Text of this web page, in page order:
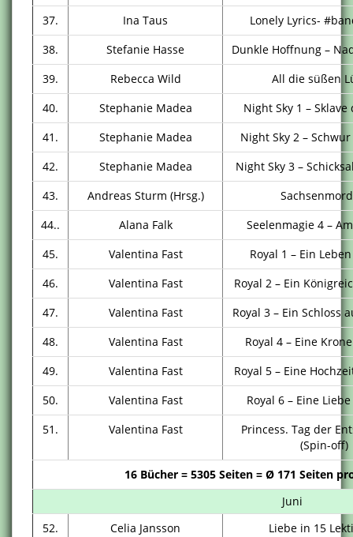
37.
Ina Taus
Lonely Lyrics-
38.
Stefanie Hasse
Dunkle Hoffnung –
39.
Rebecca Wild
All die süßen
40.
Stephanie Madea
Night Sky 1 – Sklave
41.
Stephanie Madea
Night Sky 2 –
42.
Stephanie Madea
Night Sky 3 –
43.
Andreas Sturm (Hrsg.)
44..
Alana Falk
Seelenmagie 4 –
45.
Valentina Fast
Royal 1 – Ein
46.
Valentina Fast
Royal 2 – Ein
47.
Valentina Fast
Royal 3 – Ein Schloss
48.
Valentina Fast
Royal 4 – Eine
49.
Valentina Fast
Royal 5 – Eine
50.
Valentina Fast
Royal 6 – Eine
51.
Valentina Fast
Princess. Tag der
(Spin-off)
16 Bücher = 5305 Seiten = Ø 171 Seiten
Juni
52.
Celia Jansson
Liebe in 15